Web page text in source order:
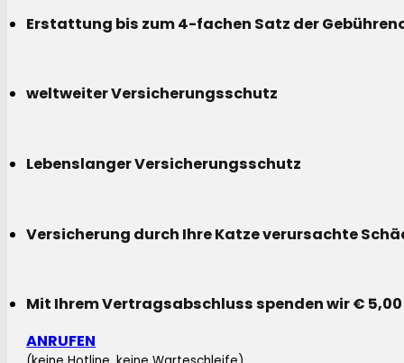
Erstattung bis zum 4-fachen Satz der
weltweiter Versicherungsschutz
Lebenslanger Versicherungsschutz
Versicherung durch Ihre Katze verursachte
Mit Ihrem Vertragsabschluss spenden wir €
ANRUFEN